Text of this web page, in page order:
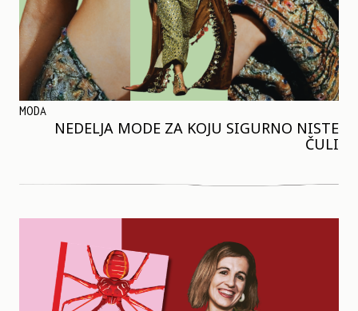
MODA
NEDELJA MODE ZA KOJU SIGURNO NISTE
ČULI